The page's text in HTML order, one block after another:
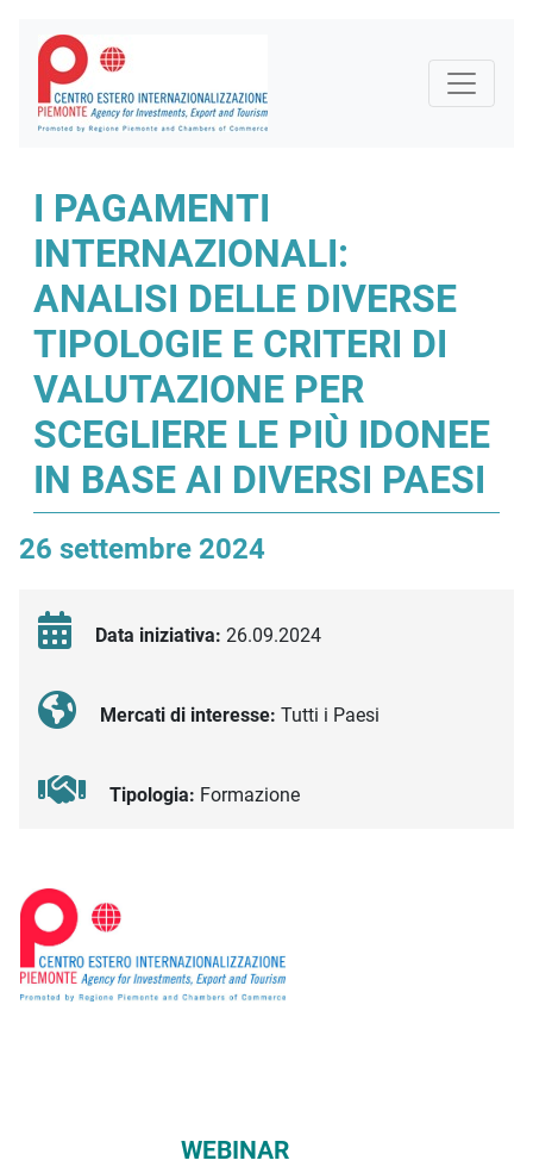
I PAGAMENTI
INTERNAZIONALI:
ANALISI DELLE DIVERSE
TIPOLOGIE E CRITERI DI
VALUTAZIONE PER
SCEGLIERE LE PIÙ IDONEE
IN BASE AI DIVERSI PAESI
26 settembre 2024
Data iniziativa: 26.09.2024
Mercati di interesse: Tutti i Paesi
Tipologia: Formazione
Descrizione iniziativa
WEBINAR